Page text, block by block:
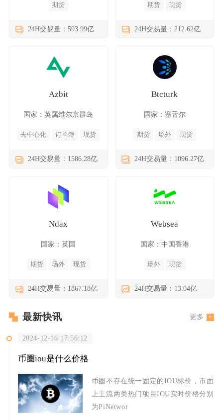
期货
24H交易量：593.99亿
期货 现货
24H交易量：212.62亿
Azbit
国家：英属维尔京群岛
去中心化 订单簿 现货
24H交易量：1586.28亿
Btcturk
国家：塞舌尔
期货 场外 现货
24H交易量：1096.27亿
Ndax
国家：英国
期货 场外 现货
24H交易量：1867.18亿
Websea
国家：中国香港
场外 现货
24H交易量：13.04亿
最新快讯 更多
2024-12-16 17:56:12
币圈iou是什么价格
币圈不存在统一固定的IOU标价，市面
上主流两类热门项目IOU实时价格分别
为PiNetwor